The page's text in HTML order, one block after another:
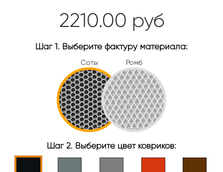
2210.00 руб
Шаг 1. Выберите фактуру материала:
Соты Ромб
Шаг 2. Выберите цвет ковриков: